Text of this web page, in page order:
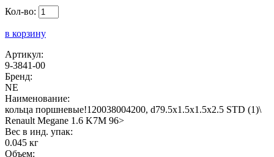
Кол-во:
в корзину
Артикул:
9-3841-00
Бренд:
NE
Наименование:
кольца поршневые!120038004200, d79.5x1.5x1.5x2.5 STD (1)\
Renault Megane 1.6 K7M 96>
Вес в инд. упак:
0.045 кг
Объем: